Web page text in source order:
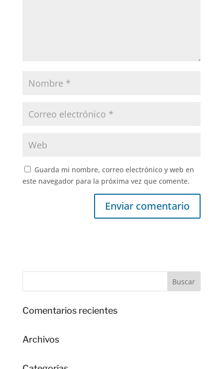
Guarda mi nombre, correo electrónico y web en
este navegador para la próxima vez que comente.
Comentarios recientes
Archivos